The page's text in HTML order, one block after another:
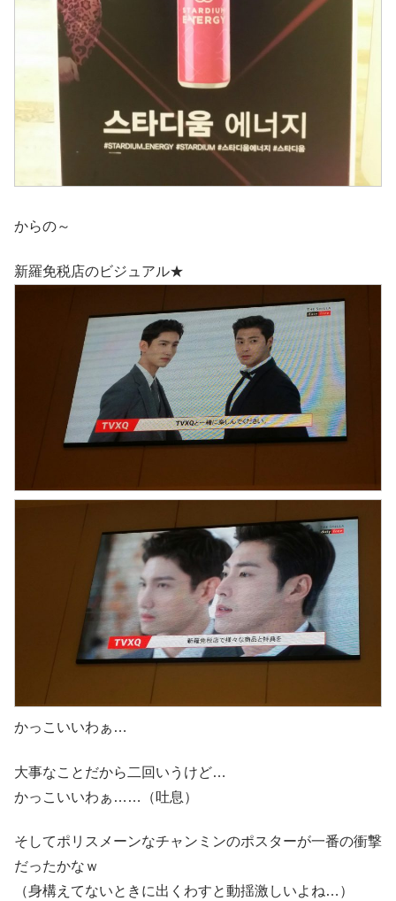
からの～
新羅免税店のビジュアル★
かっこいいわぁ…
大事なことだから二回いうけど…
かっこいいわぁ……（吐息）
そしてポリスメーンなチャンミンのポスターが一番の衝撃
だったかなｗ
（身構えてないときに出くわすと動揺激しいよね…）